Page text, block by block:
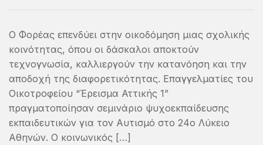
Ο Φορέας επενδύει στην οικοδόμηση μιας σχολικής
κοινότητας, όπου οι δάσκαλοι αποκτούν
τεχνογνωσία, καλλιεργούν την κατανόηση και την
αποδοχή της διαφορετικότητας. Επαγγελματίες του
Οικοτροφείου “Έρεισμα Αττικής 1”
πραγματοποίησαν σεμινάριο ψυχοεκπαίδευσης
εκπαιδευτικών για τον Αυτισμό στο 24ο Λύκειο
Αθηνών. Ο κοινωνικός […]